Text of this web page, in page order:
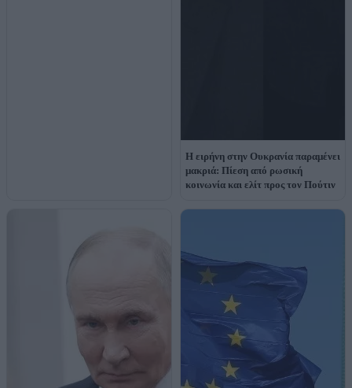
Η ειρήνη στην Ουκρανία παραμένει
μακριά: Πίεση από ρωσική
κοινωνία και ελίτ προς τον Πούτιν